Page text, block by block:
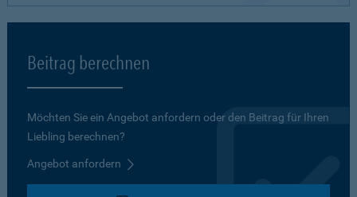
Beitrag berechnen
Möchten Sie ein Angebot anfordern oder den Beitrag für Ihren
Liebling berechnen?
Angebot anfordern